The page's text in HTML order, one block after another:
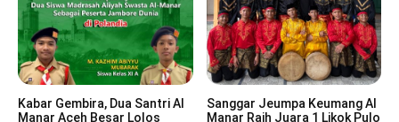
Kabar Gembira, Dua Santri Al
Manar Aceh Besar Lolos
Sanggar Jeumpa Keumang Al
Manar Raih Juara 1 Likok Pulo